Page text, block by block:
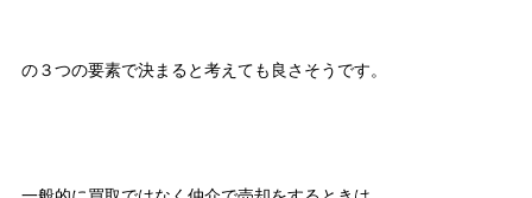
の３つの要素で決まると考えても良さそうです。